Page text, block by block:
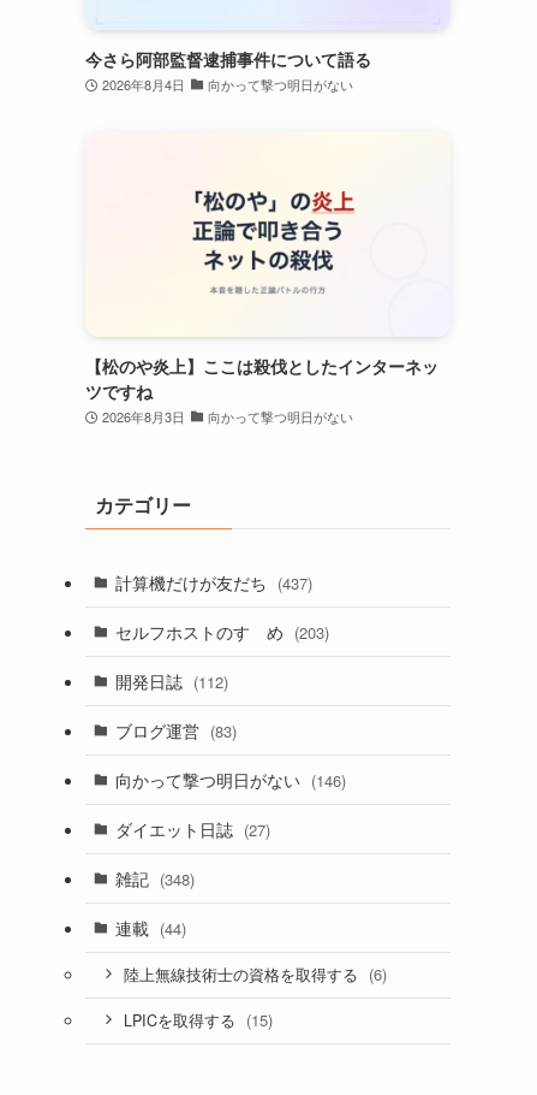
今さら阿部監督逮捕事件について語る
2026年8月4日 向かって撃つ明日がない
【松のや炎上】ここは殺伐としたインターネッ
ツですね
2026年8月3日 向かって撃つ明日がない
カテゴリー
計算機だけが友だち (437)
セルフホストのすゝめ (203)
開発日誌 (112)
ブログ運営 (83)
向かって撃つ明日がない (146)
ダイエット日誌 (27)
雑記 (348)
連載 (44)
陸上無線技術士の資格を取得する (6)
LPICを取得する (15)